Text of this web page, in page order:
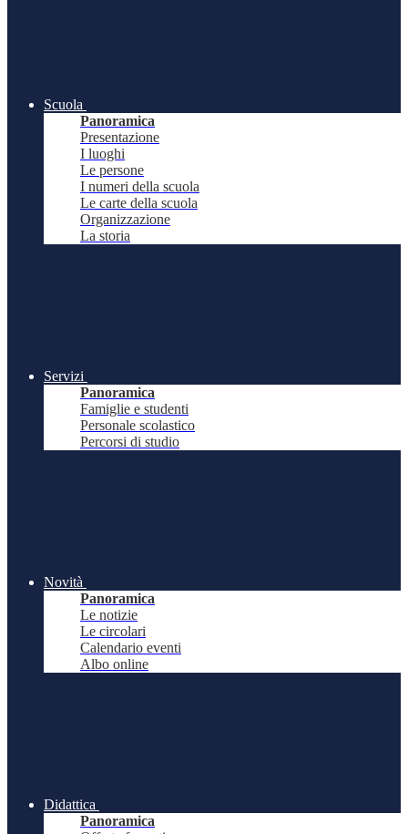
Scuola
Panoramica
Presentazione
I luoghi
Le persone
I numeri della scuola
Le carte della scuola
Organizzazione
La storia
Servizi
Panoramica
Famiglie e studenti
Personale scolastico
Percorsi di studio
Novità
Panoramica
Le notizie
Le circolari
Calendario eventi
Albo online
Didattica
Panoramica